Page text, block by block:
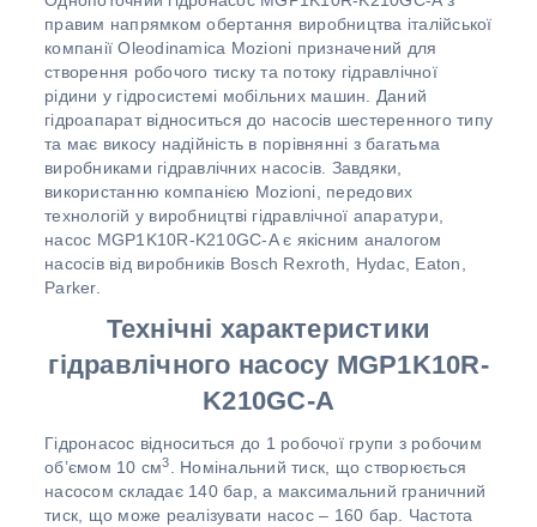
правим напрямком обертання виробництва італійської
компанії Oleodinamica Mozioni призначений для
створення робочого тиску та потоку гідравлічної
рідини у гідросистемі мобільних машин. Даний
гідроапарат відноситься до насосів шестеренного типу
та має викосу надійність в порівнянні з багатьма
виробниками гідравлічних насосів. Завдяки,
використанню компанією Mozioni, передових
технологій у виробництві гідравлічної апаратури,
насос MGP1K10R-K210GC-A є якісним аналогом
насосів від виробників Bosch Rexroth, Hydac, Eaton,
Parker.
Технічні характеристики
гідравлічного насосу MGP1K10R-
K210GC-A
Гідронасос відноситься до 1 робочої групи з робочим
об’ємом 10 см3
. Номінальний тиск, що створюється
насосом складає 140 бар, а максимальний граничний
тиск, що може реалізувати насос – 160 бар. Частота